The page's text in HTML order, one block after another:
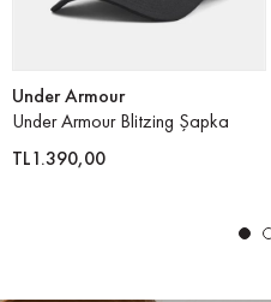
Under Armour
Under Armour Blitzing Şapka
TL1.390,00